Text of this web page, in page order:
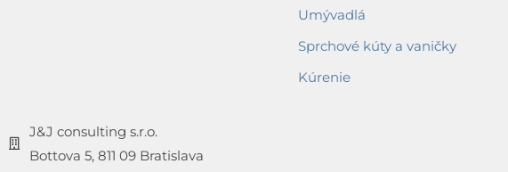
J&J consulting s.r.o.
Bottova 5, 811 09 Bratislava
Umývadlá
Sprchové kúty a vaničky
Kúrenie